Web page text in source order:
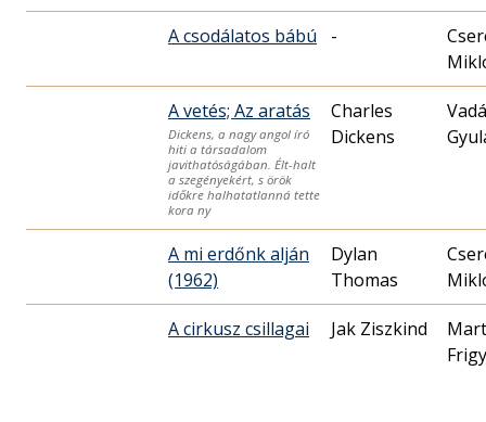
A csodálatos bábú -
A vetés; Az aratás
Dickens, a nagy angol író
hiti a társadalom
javithatóságában. Élt-halt
a szegényekért, s örök
időkre halhatatlanná tette
kora ny
Charles
Dickens
A mi erdőnk alján
(1962)
Dylan
Thomas
A cirkusz csillagai Jak Ziszkind